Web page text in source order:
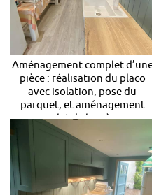
Aménagement complet
pièce : réalisation du placo
avec isolation, pose du
parquet, et aménagement
complet de la pièce en
rangements